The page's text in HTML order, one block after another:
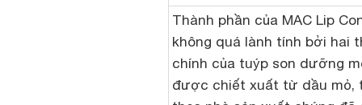
Thành phần của MAC Lip
không quá lành tính bởi hai
chính của tuýp son dưỡng
được chiết xuất từ dầu mỏ,